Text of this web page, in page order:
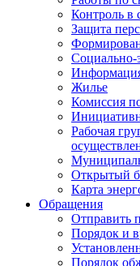
Контроль в
Защита
Социально-
Жилье
Комиссия
Рабочая
Открытый
Карта
Обращения
Отправить
Порядок и
Порядок